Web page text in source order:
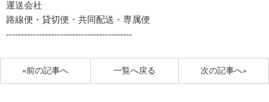
運送会社
路線便・貸切便・共同配送・専属便
------------------------------------------
«前の記事へ 次の記事へ»
一覧へ戻る